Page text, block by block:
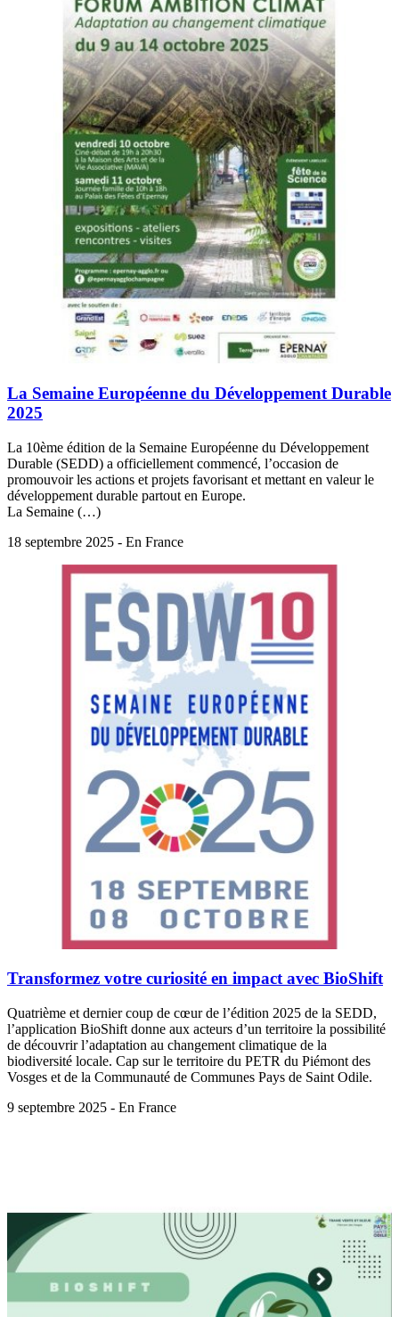
La Semaine Européenne du Développement Durable
2025
La 10ème édition de la Semaine Européenne du Développement
Durable (SEDD) a officiellement commencé, l’occasion de
promouvoir les actions et projets favorisant et mettant en valeur le
développement durable partout en Europe.
La Semaine (…)
18 septembre 2025 - En France
Transformez votre curiosité en impact avec BioShift
Quatrième et dernier coup de cœur de l’édition 2025 de la SEDD,
l’application BioShift donne aux acteurs d’un territoire la possibilité
de découvrir l’adaptation au changement climatique de la
biodiversité locale. Cap sur le territoire du PETR du Piémont des
Vosges et de la Communauté de Communes Pays de Saint Odile.
9 septembre 2025 - En France